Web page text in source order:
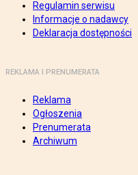
Regulamin serwisu
Informacje o nadawcy
Deklaracja dostępności
REKLAMA I PRENUMERATA
Reklama
Ogłoszenia
Prenumerata
Archiwum